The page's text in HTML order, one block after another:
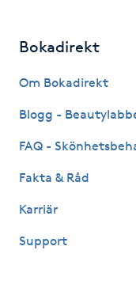
Kemisk peeling
Kinesiologi
Bokadirekt
Om Bokadirekt
Blogg -
FAQ -
Fakta & Råd
Karriär
Support